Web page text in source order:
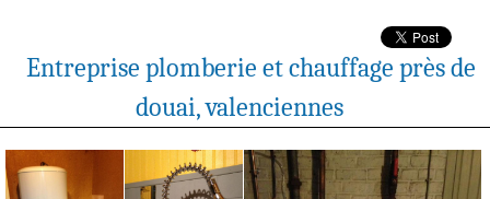
Entreprise plomberie et chauffage près de
douai, valenciennes